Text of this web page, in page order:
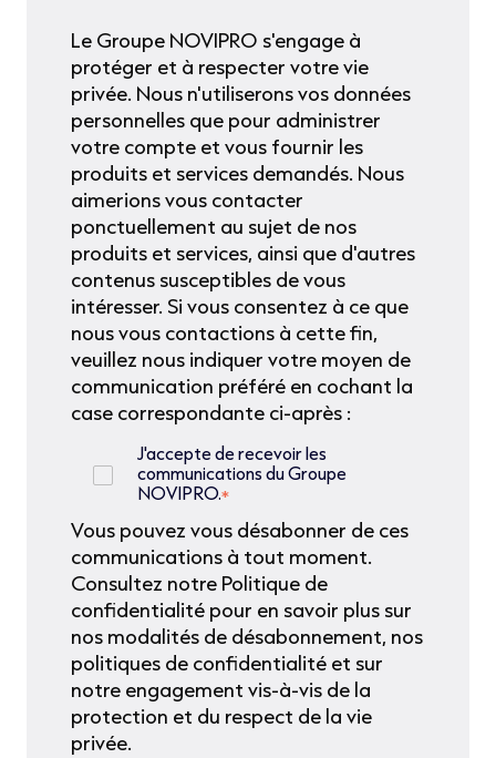
Le Groupe NOVIPRO s'engage à
protéger et à respecter votre vie
privée. Nous n'utiliserons vos données
personnelles que pour administrer
votre compte et vous fournir les
produits et services demandés. Nous
aimerions vous contacter
ponctuellement au sujet de nos
produits et services, ainsi que d'autres
contenus susceptibles de vous
intéresser. Si vous consentez à ce que
nous vous contactions à cette fin,
veuillez nous indiquer votre moyen de
communication préféré en cochant la
case correspondante ci-après :
J'accepte de recevoir les
communications du Groupe
NOVIPRO.*
Vous pouvez vous désabonner de ces
communications à tout moment.
Consultez notre Politique de
confidentialité pour en savoir plus sur
nos modalités de désabonnement, nos
politiques de confidentialité et sur
notre engagement vis-à-vis de la
protection et du respect de la vie
privée.